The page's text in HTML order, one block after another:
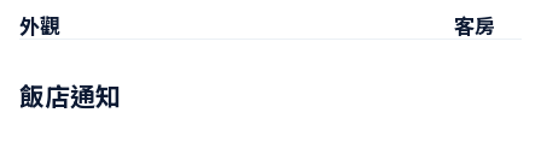
外觀 客房
飯店通知